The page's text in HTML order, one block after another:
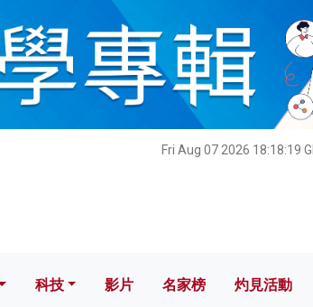
Fri Aug 07 2026 18:18:20
科技 影片 名家榜 灼見
科技 影片 名家榜 灼見活動